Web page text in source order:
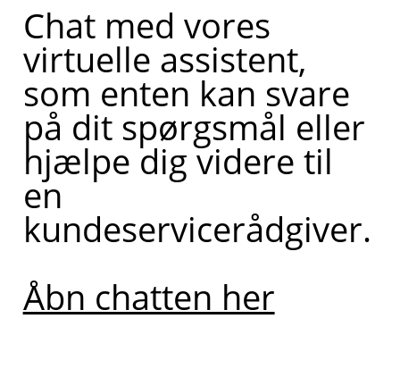
Chat med vores
virtuelle assistent,
som enten kan svare
på dit spørgsmål eller
hjælpe dig videre til
en
kundeservicerådgiver.
Åbn chatten her